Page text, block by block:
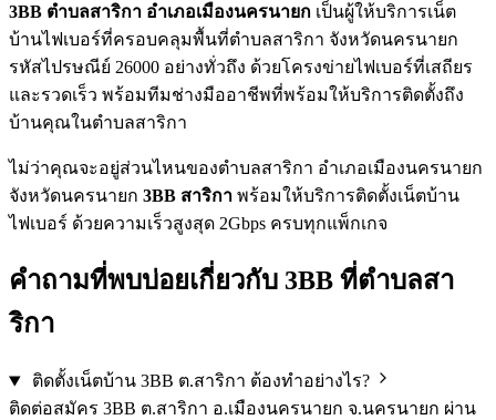
3BB ตำบลสาริกา อำเภอเมืองนครนายก เป็นผู้ให้บริการเน็ต
บ้านไฟเบอร์ที่ครอบคลุมพื้นที่ตำบลสาริกา จังหวัดนครนายก
รหัสไปรษณีย์ 26000 อย่างทั่วถึง ด้วยโครงข่ายไฟเบอร์ที่เสถียร
และรวดเร็ว พร้อมทีมช่างมืออาชีพที่พร้อมให้บริการติดตั้งถึง
บ้านคุณในตำบลสาริกา
ไม่ว่าคุณจะอยู่ส่วนไหนของตำบลสาริกา อำเภอเมืองนครนายก
จังหวัดนครนายก 3BB สาริกา พร้อมให้บริการติดตั้งเน็ตบ้าน
ไฟเบอร์ ด้วยความเร็วสูงสุด 2Gbps ครบทุกแพ็กเกจ
คำถามที่พบบ่อยเกี่ยวกับ 3BB ที่ตำบลสา
ริกา
ติดตั้งเน็ตบ้าน 3BB ต.สาริกา ต้องทำอย่างไร?
ติดต่อสมัคร 3BB ต.สาริกา อ.เมืองนครนายก จ.นครนายก ผ่าน